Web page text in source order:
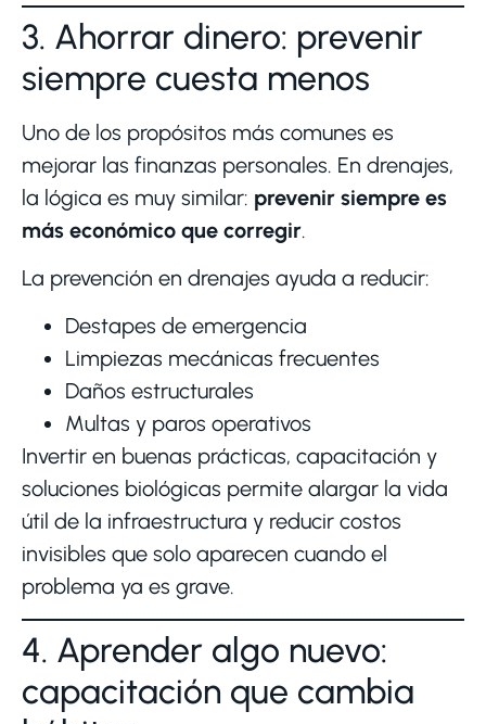
3. Ahorrar dinero: prevenir
siempre cuesta menos
Uno de los propósitos más comunes es
mejorar las finanzas personales. En drenajes,
la lógica es muy similar: prevenir siempre es
más económico que corregir.
La prevención en drenajes ayuda a reducir:
Destapes de emergencia
Limpiezas mecánicas frecuentes
Daños estructurales
Multas y paros operativos
Invertir en buenas prácticas, capacitación y
soluciones biológicas permite alargar la vida
útil de la infraestructura y reducir costos
invisibles que solo aparecen cuando el
problema ya es grave.
4. Aprender algo nuevo:
capacitación que cambia